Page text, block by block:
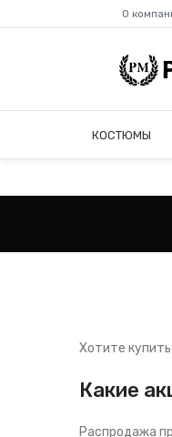
О
КОСТЮМЫ
Хотите
Какие
Распродажа